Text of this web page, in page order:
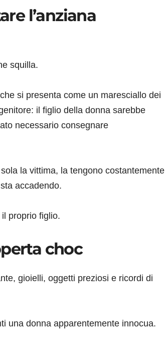
l’anziana
squilla.
si presenta come un maresciallo dei
il figlio della donna sarebbe
necessario consegnare
la vittima, la tengono costantemente
accadendo.
proprio figlio.
choc
gioielli, oggetti preziosi e ricordi di
una donna apparentemente innocua.